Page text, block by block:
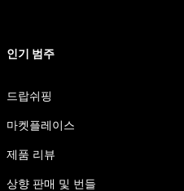
인기 범주
드랍쉬핑
마켓플레이스
제품 리뷰
상향 판매 및 번들